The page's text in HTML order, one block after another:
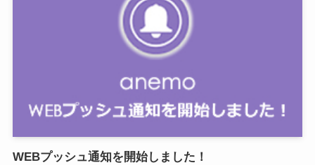
WEBプッシュ通知を開始しました！